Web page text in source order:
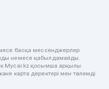
басқа мессенджерлер
немесе қабылдамайды.
Mycar.kz қосымша арқылы
карта деректері мен төлемді